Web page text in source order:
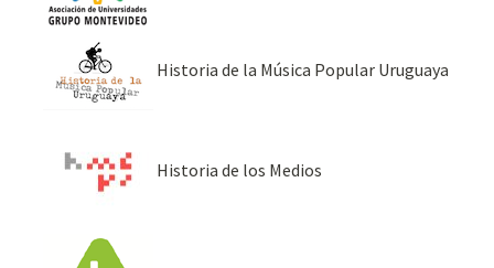
Historia de la Música Popular Uruguaya
Historia de los Medios